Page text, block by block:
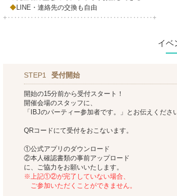
◆LINE・連絡先の交換も自由
+‥‥‥‥‥‥‥‥‥‥‥‥‥‥‥‥‥‥‥‥‥‥+
イベ
STEP1 受付開始
開始の15分前から受付スタート！
開催会場のスタッフに、
「IBJのパーティー参加者です。」とお伝えくださ
QRコードにて受付をおこないます。
①公式アプリのダウンロード
②本人確認書類の事前アップロード
に、ご協力をお願いいたします。
※上記①②が完了していない場合、
ご参加いただくことができません。